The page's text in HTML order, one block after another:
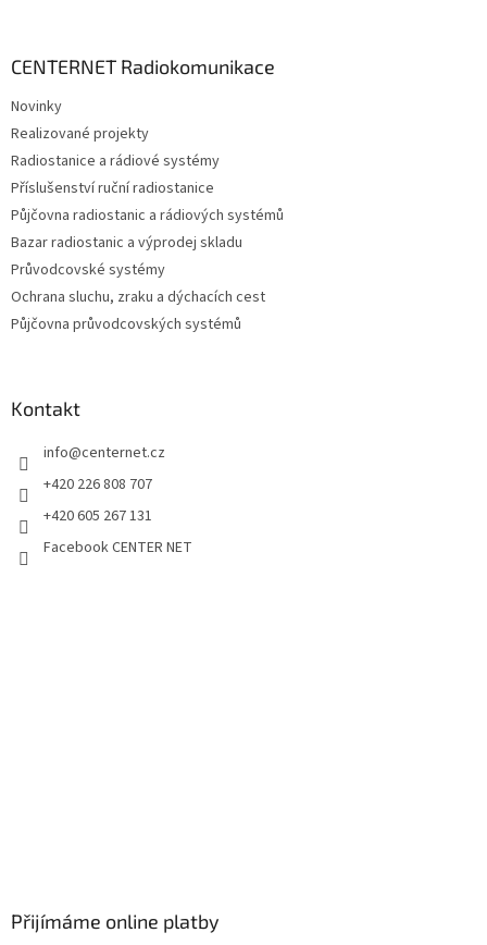
CENTERNET Radiokomunikace
Novinky
Realizované projekty
Radiostanice a rádiové systémy
Příslušenství ruční radiostanice
Půjčovna radiostanic a rádiových systémů
Bazar radiostanic a výprodej skladu
Průvodcovské systémy
Ochrana sluchu, zraku a dýchacích cest
Půjčovna průvodcovských systémů
Kontakt
info@centernet.cz
+420 226 808 707
+420 605 267 131
Facebook CENTER NET
Přijímáme online platby